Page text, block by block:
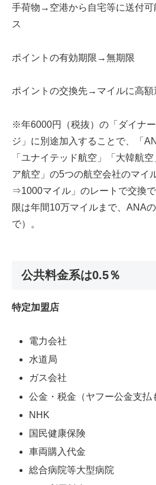
手荷物→空港から自宅等に送付可
ス
ポイントの有効期限→無期限
ポイントの交換先→マイルに高
※年6000円（税抜）の「ダイナ
ジ」に別途加入することで、「
「ユナイテッド航空」「大韓航
ア航空」の5つの航空会社のマイ
⇒1000マイル」のレートで交換
限は年間10万マイルまで、ANA
で）。
公共料金系は0.5％
特定加盟店
電力会社
水道局
ガス会社
公金・税金（ヤフー公金支払
NHK
国民健康保険
車両購入代金
総合病院等大型病院